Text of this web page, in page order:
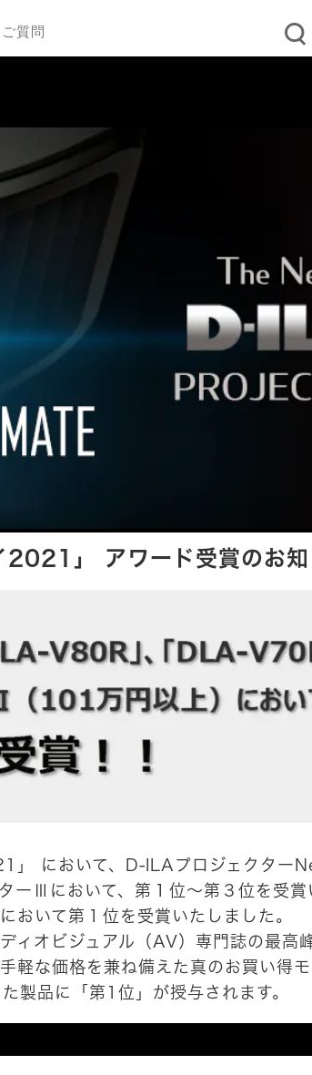
質問
2021」 アワード受賞のお
において、D-ILAプロジェクター
Ⅲにおいて、第１位～第３位を受賞
いて第１位を受賞いたしました。
オビジュアル（AV）専門誌の最高
軽な価格を兼ね備えた真のお買い得
製品に「第1位」が授与されます。